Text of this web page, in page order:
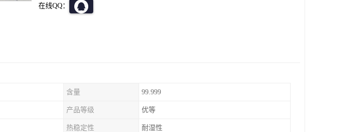
在线QQ：
含量 99.999
产品等级 优等
热稳定性 耐湿性